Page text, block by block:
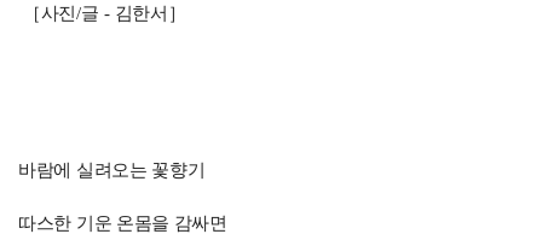
［사진/글 - 김한서 ］
바람에 실려오는 꽃향기
따스한 기운 온몸을 감싸면